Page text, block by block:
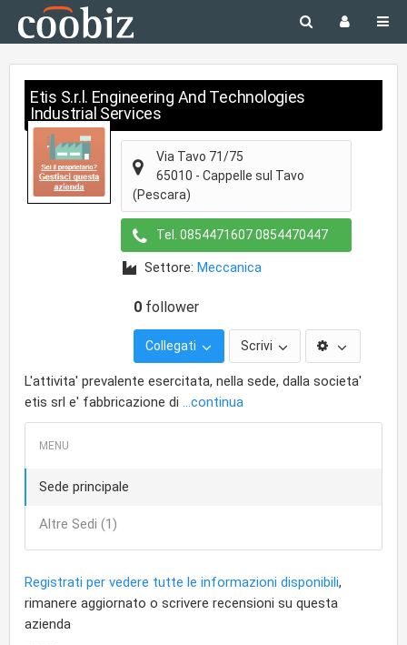
Etis S.r.l. Engineering And Technologies
Industrial Services
Via Tavo 71/75
65010 - Cappelle sul Tavo
(Pescara)
Tel. 0854471607 0854470447
Settore: Meccanica
0 follower
Collegati Scrivi
L'attivita' prevalente esercitata, nella sede, dalla societa'
etis srl e' fabbricazione di ...continua
Sede principale
Altre Sedi (1)
Registrati per vedere tutte le informazioni disponibili,
rimanere aggiornato o scrivere recensioni su questa
azienda